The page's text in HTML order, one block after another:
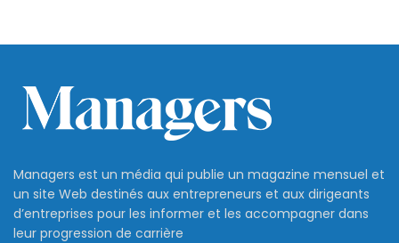
Managers est un média qui publie un magazine mensuel et
un site Web destinés aux entrepreneurs et aux dirigeants
d’entreprises pour les informer et les accompagner dans
leur progression de carrière